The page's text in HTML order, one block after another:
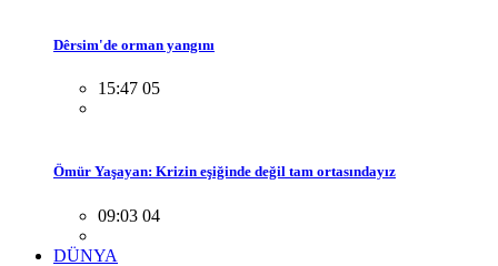
Dêrsim'de orman yangını
15:47 05
Ömür Yaşayan: Krizin eşiğinde değil tam ortasındayız
09:03 04
DÜNYA